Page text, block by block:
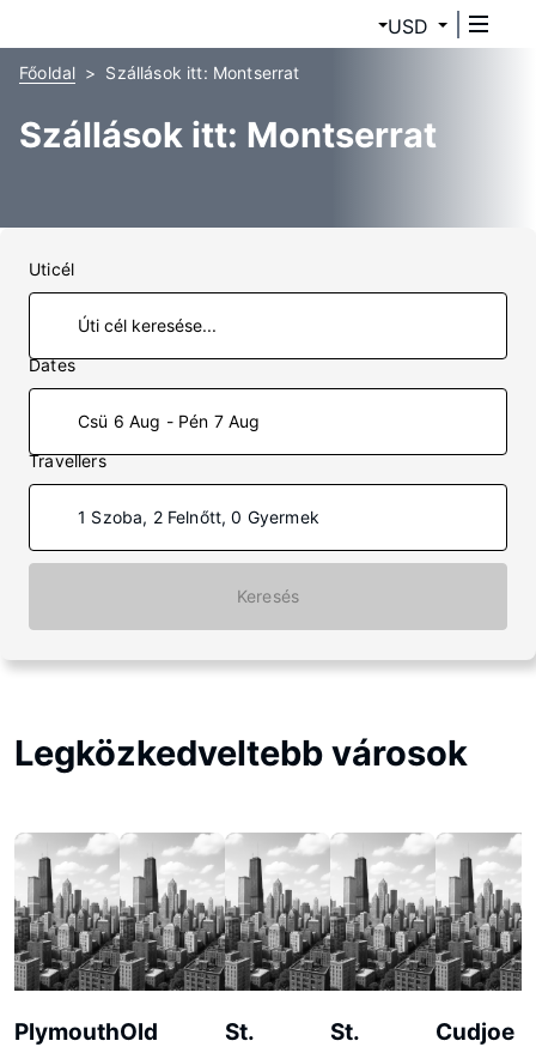
USD
Főoldal Szállások itt: Montserrat
Szállások itt: Montserrat
Uticél
Dates
Csü 6 Aug - Pén 7 Aug
Travellers
1 Szoba, 2 Felnőtt, 0 Gyermek
Keresés
Legközkedveltebb városok
PlymouthOld
St.
St.
Cudjoe